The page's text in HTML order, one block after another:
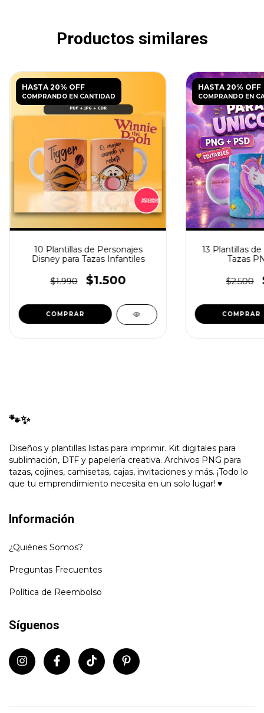
Productos similares
HASTA 20% OFF
COMPRANDO EN CANTIDAD
10 Plantillas de Personajes
Disney para Tazas Infantiles
$1.990 $1.500
HASTA 20% OFF
COMPRANDO EN
13 Plantillas
Tazas
$2.500
🐾✨
Diseños y plantillas listas para imprimir. Kit digitales para
sublimación, DTF y papelería creativa. Archivos PNG para
tazas, cojines, camisetas, cajas, invitaciones y más. ¡Todo lo
que tu emprendimiento necesita en un solo lugar! ♥
Información
¿Quiénes Somos?
Preguntas Frecuentes
Política de Reembolso
Síguenos